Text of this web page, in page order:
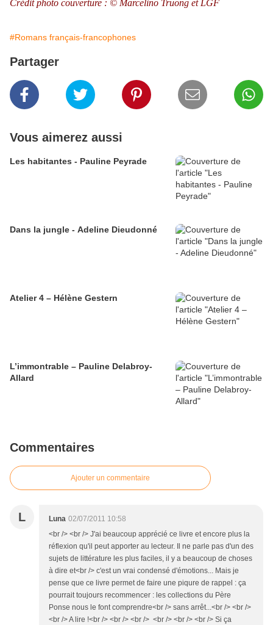
Crédit photo couverture : © Marcelino Truong et LGF
#Romans français-francophones
Partager
Vous aimerez aussi
Les habitantes - Pauline Peyrade
Dans la jungle - Adeline Dieudonné
Atelier 4 – Hélène Gestern
L’immontrable – Pauline Delabroy-
Allard
Commentaires
Ajouter un commentaire
L Luna 02/07/2011 10:58
<br /> <br /> J'ai beaucoup apprécié ce livre et encore plus la
réflexion qu'il peut apporter au lecteur. Il ne parle pas d'un des
sujets de littérature les plus faciles, il y a beaucoup de choses
à dire et<br /> c'est un vrai condensé d'émotions... Mais je
pense que ce livre permet de faire une piqure de rappel : ça
pourrait toujours recommencer : les collections du Père
Ponse nous le font comprendre<br /> sans arrêt...<br /> <br />
<br /> A lire !<br /> <br /> <br /> <br /> <br /> <br /> Si ça